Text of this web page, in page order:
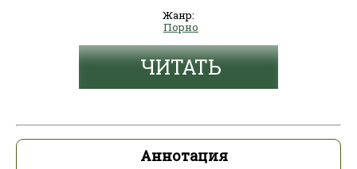
Жанр:
Порно
ЧИТАТЬ
Аннотация